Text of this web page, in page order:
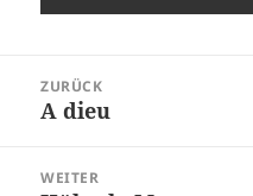
ZURÜCK
Vorheriger
A dieu
WEITER